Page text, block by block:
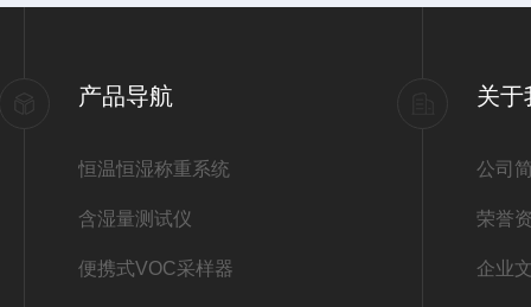
产品导航
恒温恒湿称重系统
含湿量测试仪
便携式VOC采样器
关于
公司
荣誉
企业